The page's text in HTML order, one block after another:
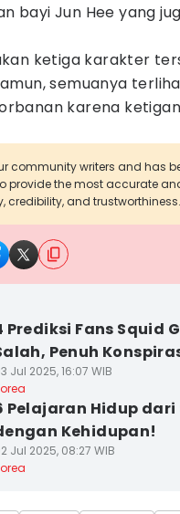
bayi Jun Hee yang
ketiga karakter
semuanya
karena
community writers and has
provide the most accurate
and trustworthiness.
Prediksi Fans Squid
Penuh
Jul 2025, 16:07 WIB
Pelajaran Hidup dari
Kehidupan!
Jul 2025, 08:27 WIB